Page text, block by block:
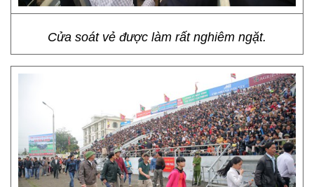
Cửa soát vẻ được làm rất nghiêm ngặt.